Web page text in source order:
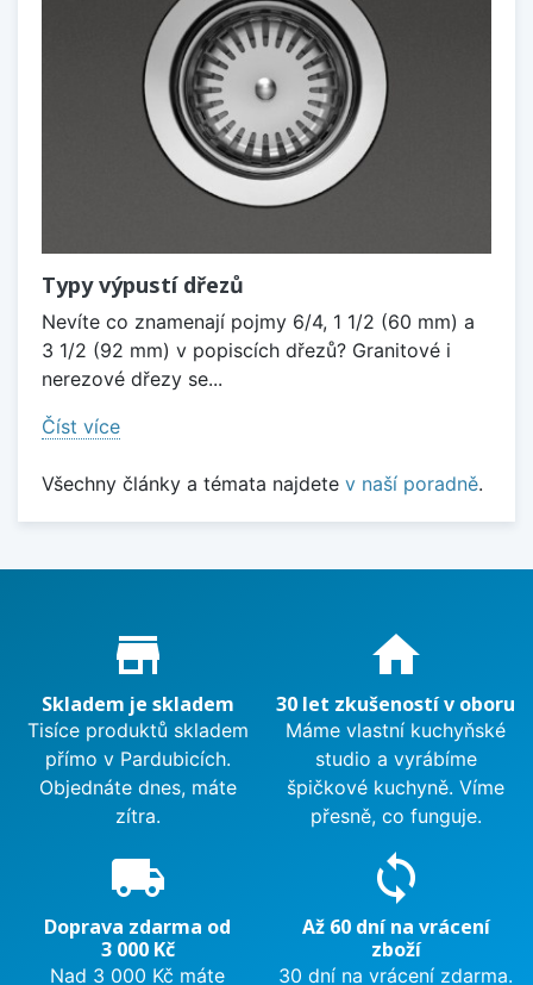
Typy výpustí dřezů
Nevíte co znamenají pojmy 6/4, 1 1/2 (60 mm) a
3 1/2 (92 mm) v popiscích dřezů? Granitové i
nerezové dřezy se...
Číst více
Všechny články a témata najdete v naší poradně.
Proč nakupovat u nás?
store_mall_directory
Skladem je skladem
Tisíce produktů skladem
přímo v Pardubicích.
Objednáte dnes, máte
zítra.
home
30 let zkušeností v oboru
Máme vlastní kuchyňské
studio a vyrábíme
špičkové kuchyně. Víme
přesně, co funguje.
local_shipping
Doprava zdarma od
3 000 Kč
Nad 3 000 Kč máte
sync
Až 60 dní na vrácení
zboží
30 dní na vrácení zdarma.